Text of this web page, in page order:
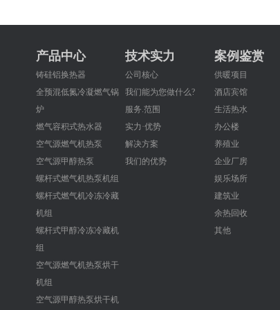
产品中心
铸硅铝换热器
全预混低氮冷凝燃气锅
炉
燃气容积式热水器
空气源燃气机热泵
空气源甲醇热泵
螺杆式燃气机热泵机组
螺杆式燃气机冷冻冷藏
机组
螺杆式甲醇冷冻冷藏机
组
空气源燃气机热泵烘干
机组
空气源甲醇热泵烘干机
技术实力
公司核心
我们能为您做什么?
服务.范围
实力·优势
解决方案
我们的优势
案例鉴赏
供暖项目
酒店宾馆
生活热水
办公楼
养殖业
企业厂房
娱乐场所
建筑业
余热回收
其他